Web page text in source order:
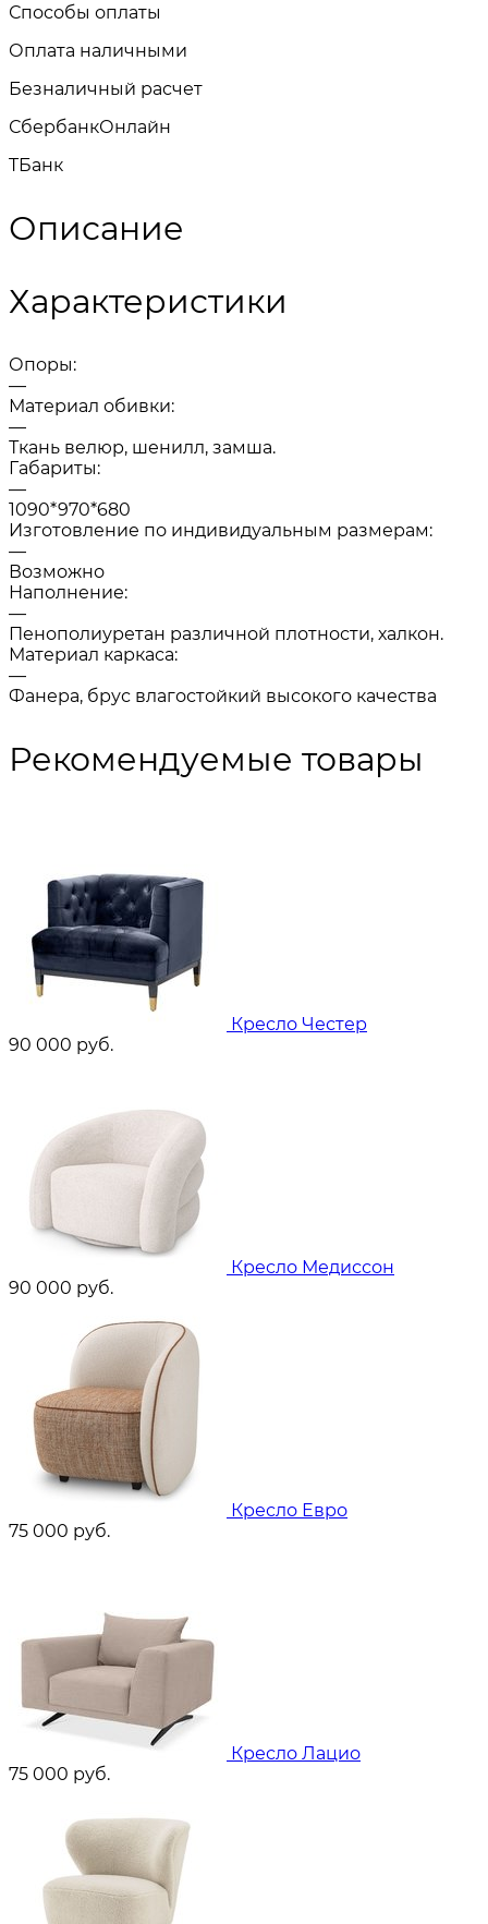
Способы оплаты
Оплата наличными
Безналичный расчет
СбербанкОнлайн
TБанк
Описание
Характеристики
Опоры:
—
Материал обивки:
—
Ткань велюр, шенилл, замша.
Габариты:
—
1090*970*680
Изготовление по индивидуальным размерам:
—
Возможно
Наполнение:
—
Пенополиуретан различной плотности, халкон.
Материал каркаса:
—
Фанера, брус влагостойкий высокого качества
Рекомендуемые товары
Кресло Честер
90 000 руб.
Кресло Медиссон
90 000 руб.
Кресло Евро
75 000 руб.
Кресло Лацио
75 000 руб.